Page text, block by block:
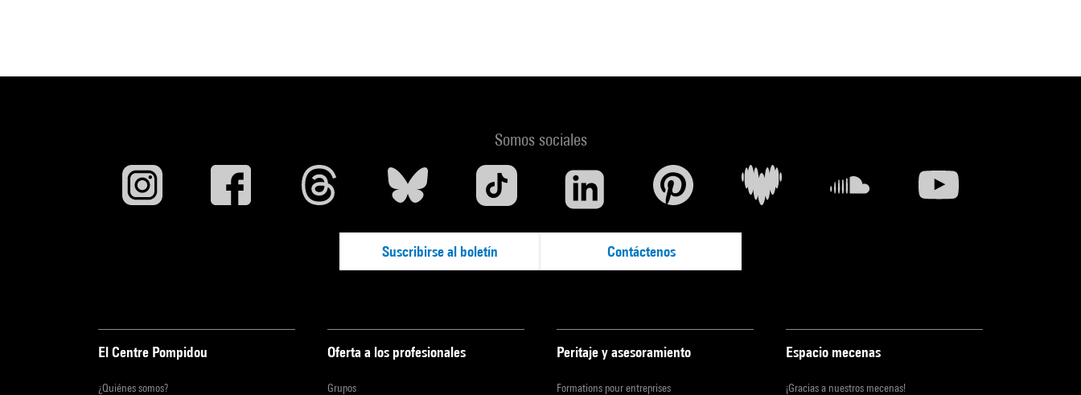
Somos sociales
Suscribirse al boletín Contáctenos
El Centre Pompidou
¿Quiénes somos?
Oferta a los profesionales
Grupos
Peritaje y asesoramiento
Formations pour entreprises
Espacio mecenas
¡Gracias a nuestros mecenas!